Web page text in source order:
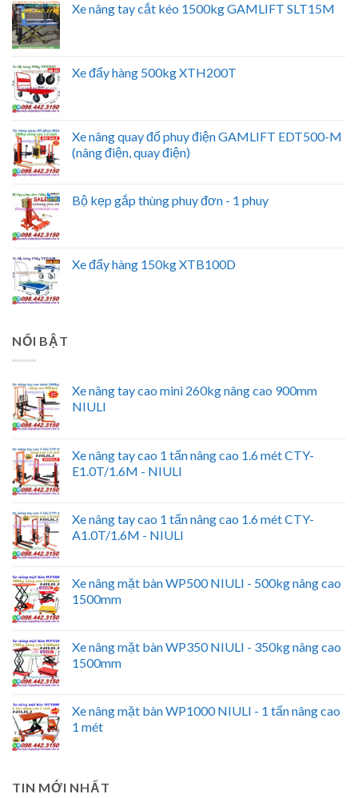
Xe nâng tay cắt kéo 1500kg GAMLIFT SLT15M
Xe đẩy hàng 500kg XTH200T
Xe nâng quay đổ phuy điện GAMLIFT EDT500-M
(nâng điện, quay điện)
Bộ kẹp gắp thùng phuy đơn - 1 phuy
Xe đẩy hàng 150kg XTB100D
NỔI BẬT
Xe nâng tay cao mini 260kg nâng cao 900mm
NIULI
Xe nâng tay cao 1 tấn nâng cao 1.6 mét CTY-
E1.0T/1.6M - NIULI
Xe nâng tay cao 1 tấn nâng cao 1.6 mét CTY-
A1.0T/1.6M - NIULI
Xe nâng mặt bàn WP500 NIULI - 500kg nâng cao
1500mm
Xe nâng mặt bàn WP350 NIULI - 350kg nâng cao
1500mm
Xe nâng mặt bàn WP1000 NIULI - 1 tấn nâng cao
1 mét
TIN MỚI NHẤT